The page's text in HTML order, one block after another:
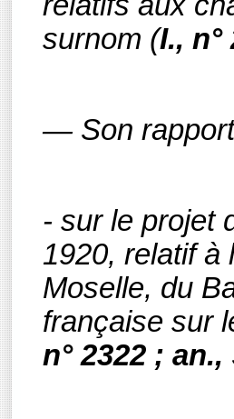
surnom (I., n°
— Son
- sur le projet
1920, relatif à
Moselle, du
française sur
n° 2322 ; an.,